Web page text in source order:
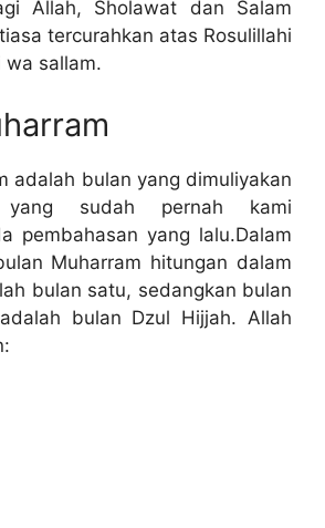
Allah, Sholawat dan Salam
tercurahkan atas Rosulillahi
wa sallam.
adalah bulan yang dimuliyakan
yang sudah pernah kami
pembahasan yang lalu.Dalam
Muharram hitungan dalam
bulan satu, sedangkan bulan
bulan Dzul Hijjah. Allah